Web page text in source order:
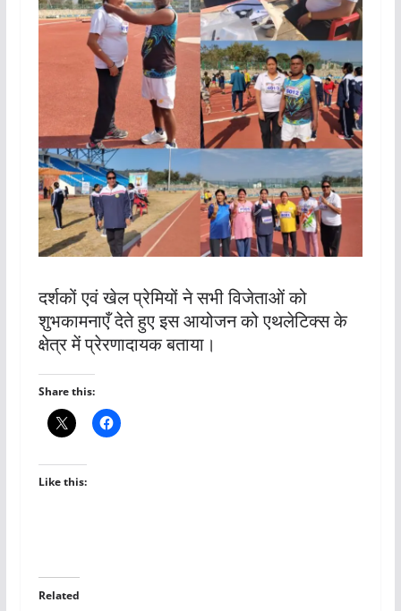
दर्शकों एवं खेल प्रेमियों ने सभी विजेताओं को
शुभकामनाएँ देते हुए इस आयोजन को एथलेटिक्स के
क्षेत्र में प्रेरणादायक बताया।
Share this:
Like this:
Related